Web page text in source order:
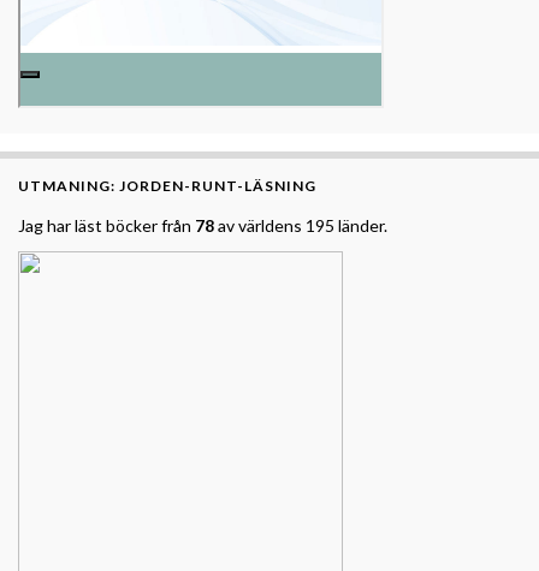
UTMANING: JORDEN-RUNT-LÄSNING
Jag har läst böcker från 78av världens 195 länder.